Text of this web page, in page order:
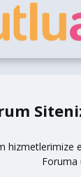
hizmetlerimize
Foruma